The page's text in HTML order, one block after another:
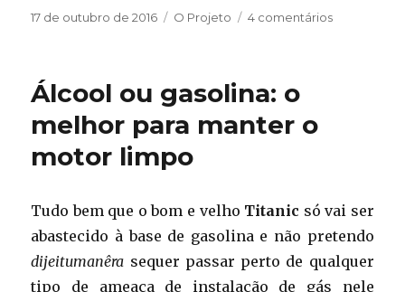
Publicado
17 de outubro de 2016 Categorias
O Projeto 4 comentáriosem
Álcool ou gasolina: o
melhor para manter o
motor limpo
Tudo bem que o bom e velho Titanic só vai ser
abastecido à base de gasolina e não pretendo
dijeitumanêra sequer passar perto de qualquer
tipo de ameaça de instalação de gás nele